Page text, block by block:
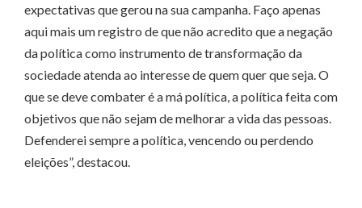
expectativas que gerou na sua campanha. Faço apenas
aqui mais um registro de que não acredito que a negação
da política como instrumento de transformação da
sociedade atenda ao interesse de quem quer que seja. O
que se deve combater é a má política, a política feita com
objetivos que não sejam de melhorar a vida das pessoas.
Defenderei sempre a política, vencendo ou perdendo
eleições”, destacou.